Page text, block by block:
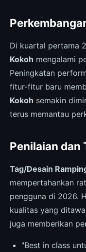
Di kuartal pertama
Kokoh mengalami
Peningkatan
fitur-fitur baru
Kokoh semakin
terus memantau
Penilaian dan
Tag/Desain
mempertahankan
pengguna di 2026.
kualitas yang
juga memberikan
"Best in class